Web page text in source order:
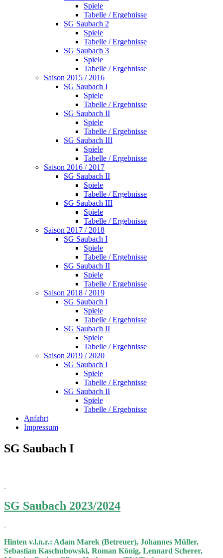
Spiele
Tabelle / Ergebnisse
SG Saubach 2
Spiele
Tabelle / Ergebnisse
SG Saubach 3
Spiele
Tabelle / Ergebnisse
Saison 2015 / 2016
SG Saubach I
Spiele
Tabelle / Ergebnisse
SG Saubach II
Spiele
Tabelle / Ergebnisse
SG Saubach III
Spiele
Tabelle / Ergebnisse
Saison 2016 / 2017
SG Saubach II
Spiele
Tabelle / Ergebnisse
SG Saubach III
Spiele
Tabelle / Ergebnisse
Saison 2017 / 2018
SG Saubach I
Spiele
Tabelle / Ergebnisse
SG Saubach II
Spiele
Tabelle / Ergebnisse
Saison 2018 / 2019
SG Saubach I
Spiele
Tabelle / Ergebnisse
SG Saubach II
Spiele
Tabelle / Ergebnisse
Saison 2019 / 2020
SG Saubach I
Spiele
Tabelle / Ergebnisse
SG Saubach II
Spiele
Tabelle / Ergebnisse
Anfahrt
Impressum
SG Saubach I
.
SG Saubach 2023/2024
.
Hinten v.l.n.r.: Adam Marek (Betreuer), Johannes Müller,
Sebastian Kaschubowski, Roman König, Lennard Scherer,